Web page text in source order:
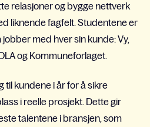
relasjoner og bygge nettverk
liknende fagfelt. Studentene er
med hver sin kunde: Vy,
og Kommuneforlaget.
til kundene i år for å sikre
i reelle prosjekt. Dette gir
talentene i bransjen, som